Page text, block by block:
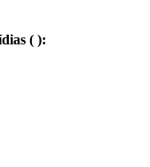
( ):